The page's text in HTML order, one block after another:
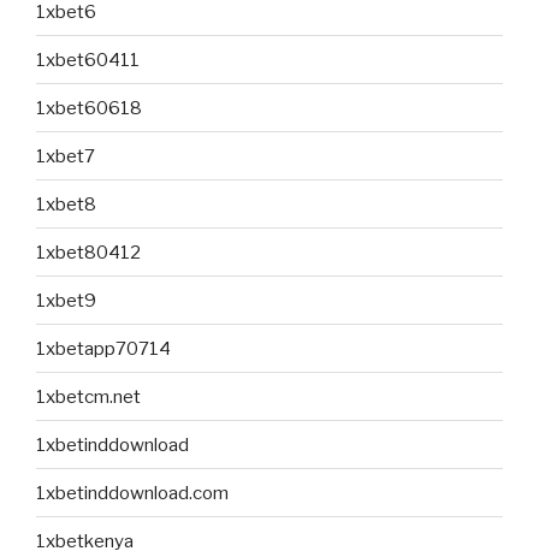
1xbet6
1xbet60411
1xbet60618
1xbet7
1xbet8
1xbet80412
1xbet9
1xbetapp70714
1xbetcm.net
1xbetinddownload
1xbetinddownload.com
1xbetkenya